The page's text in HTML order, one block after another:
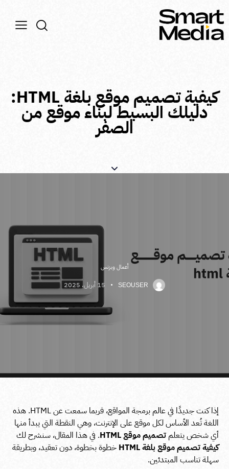
كيفية تصميم موقع بلغة HTML:
دليلك البسيط لبناء موقع من
الصفر
أعمال وبزنس
SEOUSER 15 أبريل، 2025
إذا كنت جديدًا في عالم برمجة المواقع، فربما سمعت عن HTML. هذه
اللغة تُعد الأساس لكل موقع على الإنترنت، وهي النقطة التي يبدأ منها
أي شخص يتعلم تصميم موقع HTML
. في هذا المقال، سنشرح لك
كيفية تصميم موقع بلغة HTML
خطوة بخطوة، دون تعقيد، وبطريقة
سهلة تناسب المبتدئين.